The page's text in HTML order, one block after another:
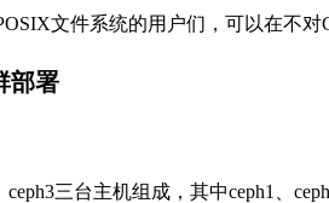
文件系统的用户们，可以在不对
部署
ceph3三台主机组成，其中ceph1、